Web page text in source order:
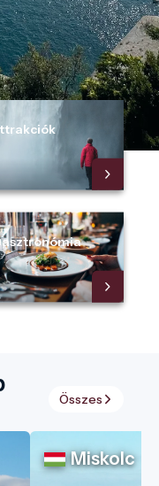
Összes
Miskolc